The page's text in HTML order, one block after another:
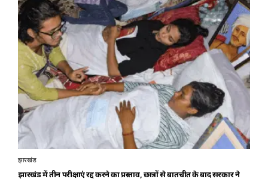
झारखंड
झारखंड में तीन परीक्षाएं रद्द करने का प्रस्ताव, छात्रों से बातचीत के बाद सरकार ने